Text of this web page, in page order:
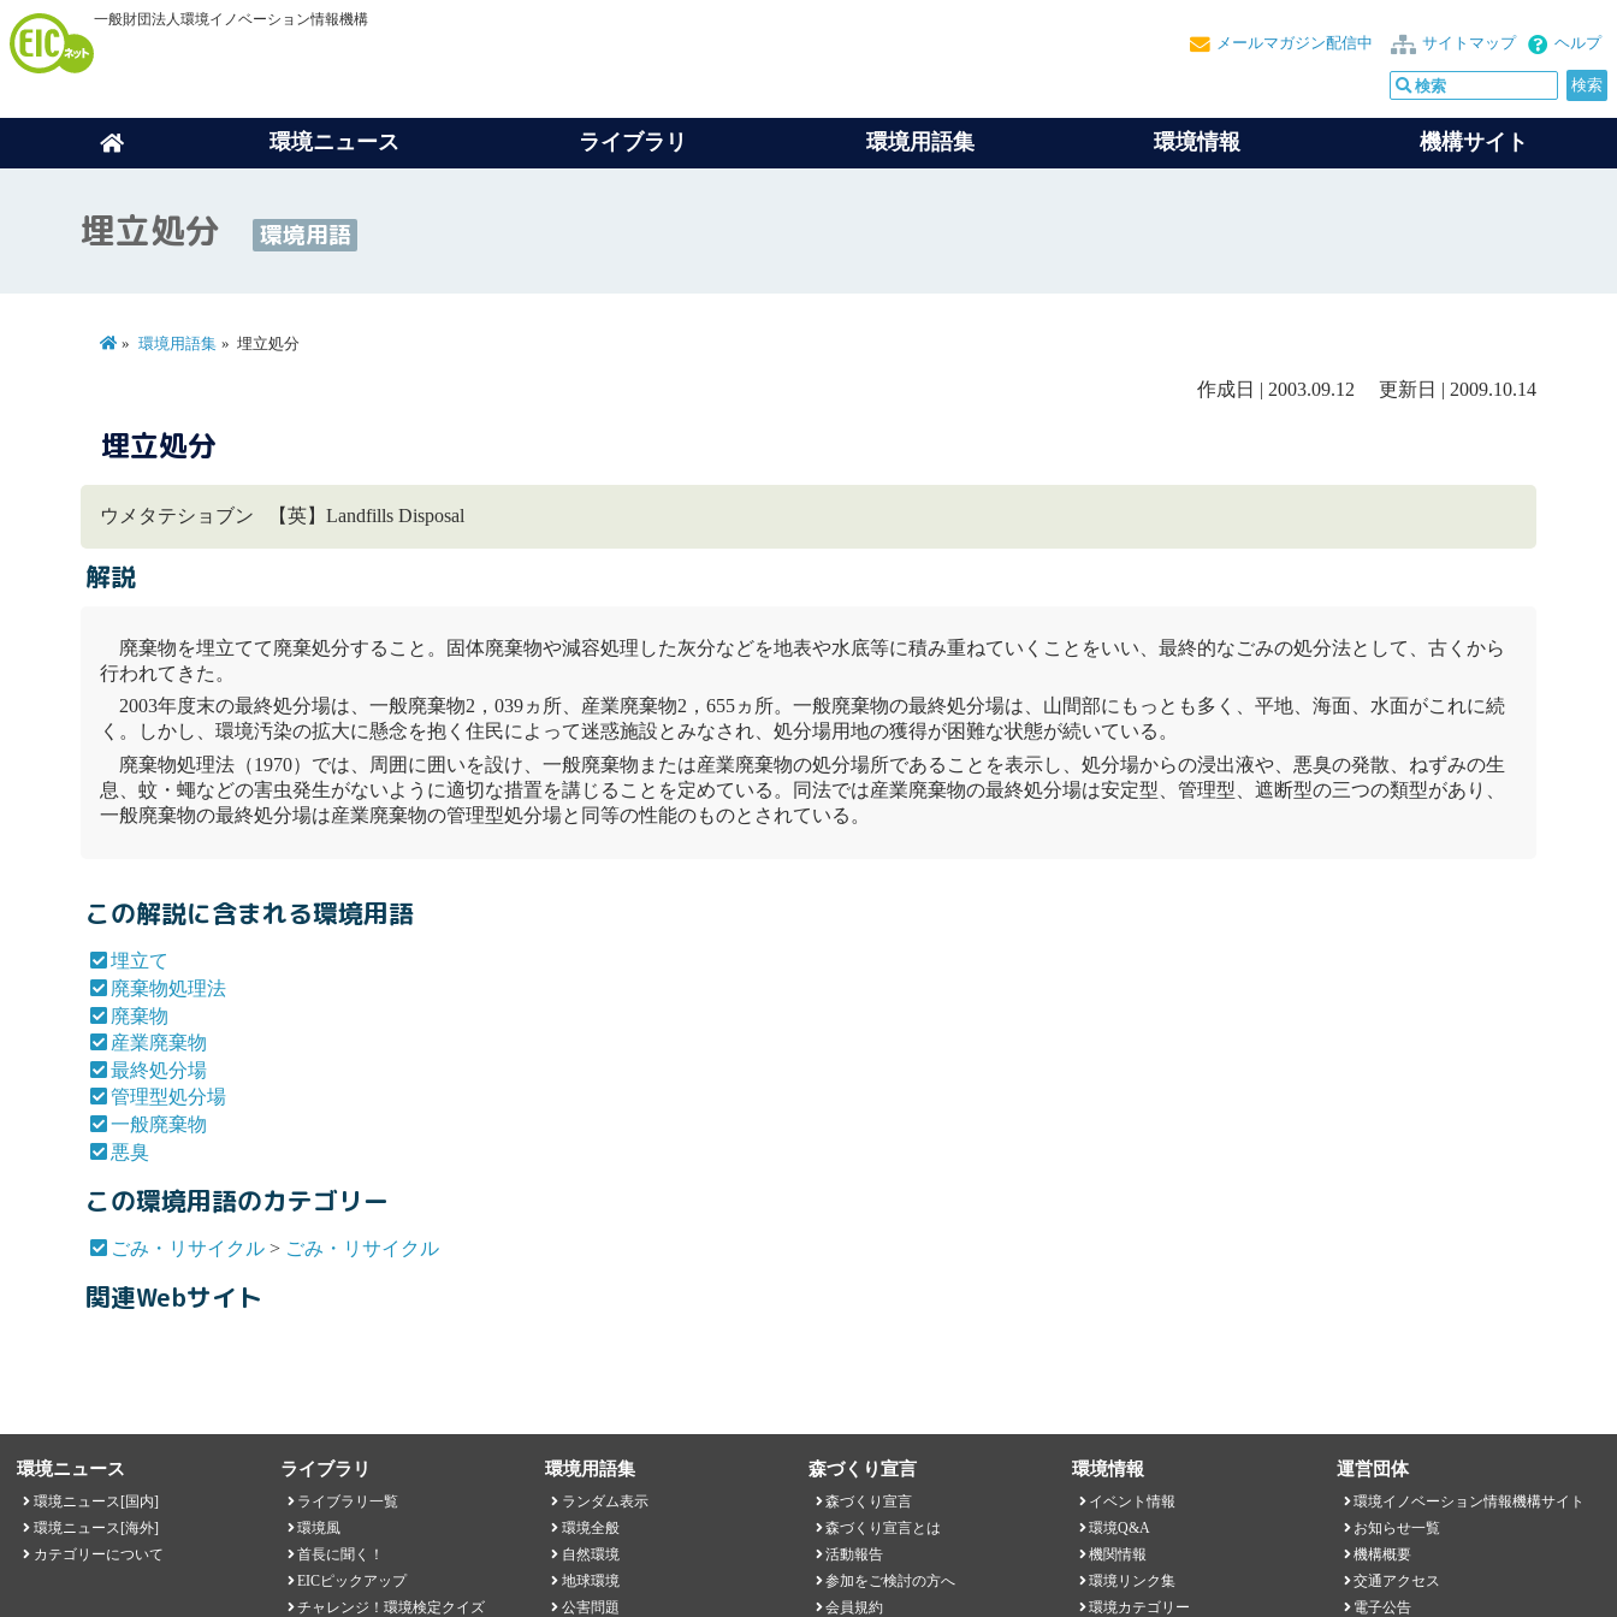
一般財団法人環境イノベーション情報機構
ヘルプ
サイトマップ
メールマガジン配信中
環境ニュース ライブラリ 環境用語集 環境情報 機構サイト
埋立処分 環境用語
環境用語集 埋立処分
作成日 | 2003.09.12 更新日 | 2009.10.14
埋立処分
ウメタテショブン 【英】Landfills Disposal
解説
廃棄物を埋立てて廃棄処分すること。固体廃棄物や減容処理した灰分などを地表や水底等に積み重ねていくことをいい、最終的なごみの処分法として、古くから
行われてきた。
2003年度末の最終処分場は、一般廃棄物2，039ヵ所、産業廃棄物2，655ヵ所。一般廃棄物の最終処分場は、山間部にもっとも多く、平地、海面、水面がこれに続
く。しかし、環境汚染の拡大に懸念を抱く住民によって迷惑施設とみなされ、処分場用地の獲得が困難な状態が続いている。
廃棄物処理法 （1970）では、周囲に囲いを設け、一般廃棄物 または産業廃棄物の処分場所であることを表示し、処分場からの浸出液や、 悪臭の発散、ねずみの生
息、蚊・蠅などの害虫発生がないように適切な措置を講じることを定めている。同法では産業廃棄物の最終処分場は安定型、管理型、遮断型の三つの類型があり、
一般廃棄物の最終処分場は産業廃棄物の管理型処分場と同等の性能のものとされている。
この解説に含まれる環境用語
埋立て
廃棄物処理法
廃棄物
産業廃棄物
最終処分場
管理型処分場
一般廃棄物
悪臭
この環境用語のカテゴリー
ごみ・リサイクル > ごみ・リサイクル
関連Webサイト
環境ニュース
環境ニュース[国内]
環境ニュース[海外]
カテゴリーについて
ライブラリ
ライブラリ一覧
環境風
首長に聞く！
EICピックアップ
チャレンジ！環境検定クイズ
環境用語集
ランダム表示
環境全般
自然環境
地球環境
公害問題
森づくり宣言
森づくり宣言
森づくり宣言とは
活動報告
参加をご検討の方へ
会員規約
環境情報
イベント情報
環境Q&A
機関情報
環境リンク集
環境カテゴリー
運営団体
環境イノベーション情報機構サイト
お知らせ一覧
機構概要
交通アクセス
電子公告